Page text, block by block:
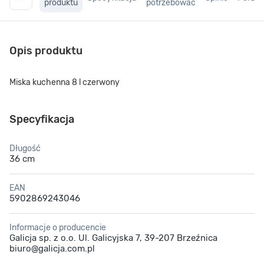
produktu
potrzebować
Opis produktu
Miska kuchenna 8 l czerwony
Specyfikacja
Długość
36 cm
EAN
5902869243046
Informacje o producencie
Galicja sp. z o.o. Ul. Galicyjska 7, 39-207 Brzeźnica
biuro@galicja.com.pl